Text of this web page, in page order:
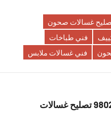
غسالات صحون
فني طباخات
فني غسالات ملابس
فني غسالات الجابرية 98025055 تصليح غسالات